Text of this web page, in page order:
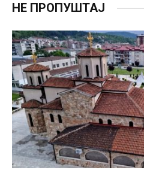
НЕ ПРОПУШТАЈ